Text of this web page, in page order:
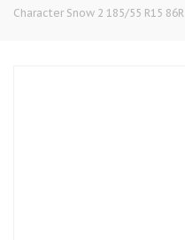
Character Snow 2 185/55 R15 86R